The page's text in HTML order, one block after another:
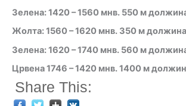
Зелена: 1420 – 1560 мнв. 550 м
Жолта: 1560 – 1620 мнв. 350 м должина
Зелена: 1620 – 1740 мнв. 560 м
Црвена 1746 – 1420 мнв. 1400 м
Share This: